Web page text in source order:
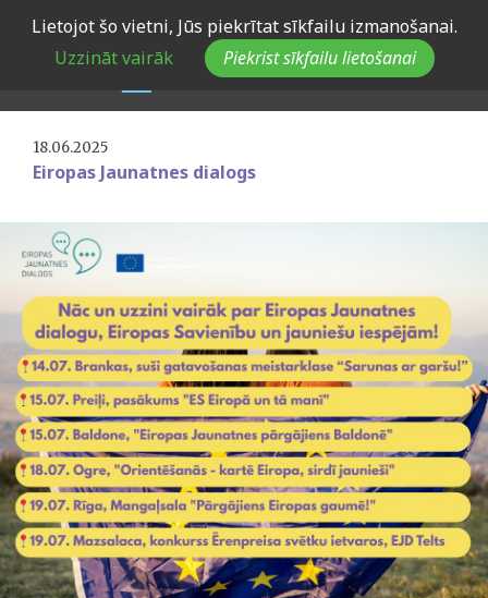
Lietojot šo vietni, Jūs piekrītat sīkfailu izmanošanai.
Uzzināt vairāk
Piekrist sīkfailu lietošanai
18.06.2025
Eiropas Jaunatnes dialogs
Eiropas Jaunatnes dialogs
jauniešiem visā Latvijā